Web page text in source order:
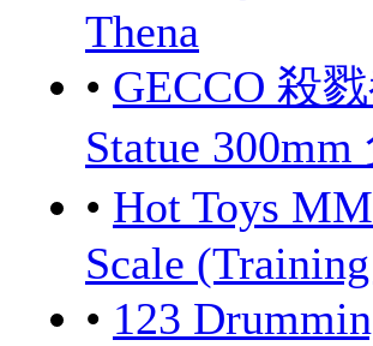
Thena
• GECCO 殺
Statue
• Hot Toys
Scale
• 123